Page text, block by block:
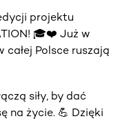
projektu
🎓❤️ Już w
całej Polsce ruszają
siły, by dać
na życie. 💪 Dzięki